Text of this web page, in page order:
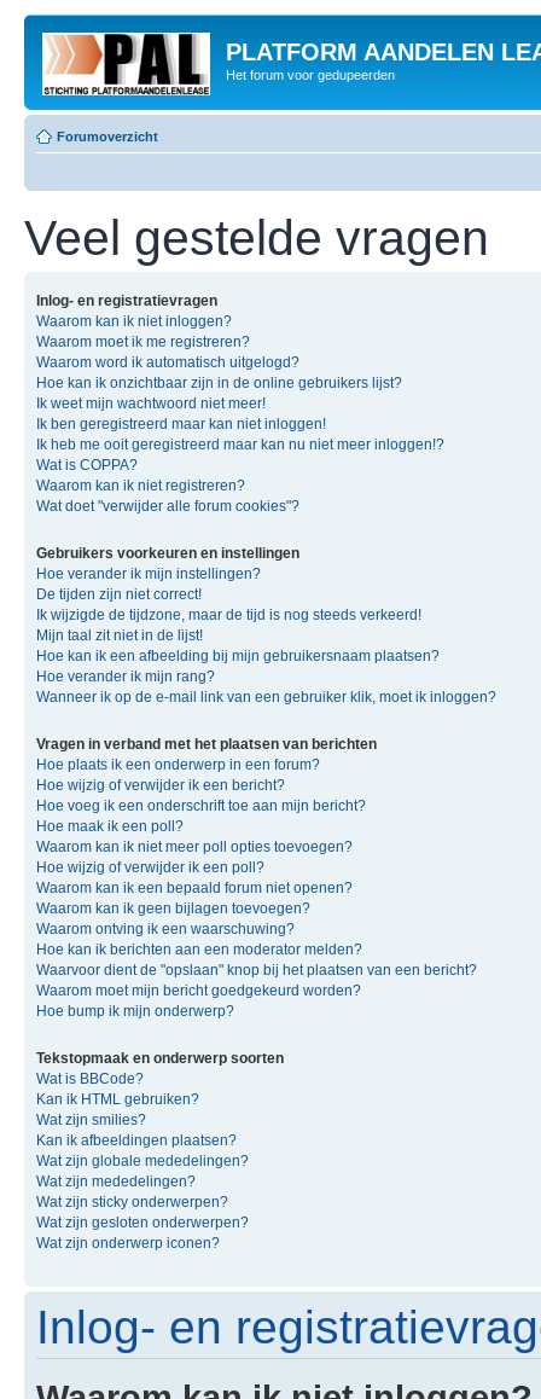
PLATFORM AANDELEN
Het forum voor gedupeerden
Forumoverzicht
Veel gestelde vragen
Inlog- en registratievragen
Waarom kan ik niet inloggen?
Waarom moet ik me registreren?
Waarom word ik automatisch uitgelogd?
Hoe kan ik onzichtbaar zijn in de online gebruikers lijst?
Ik weet mijn wachtwoord niet meer!
Ik ben geregistreerd maar kan niet inloggen!
Ik heb me ooit geregistreerd maar kan nu niet meer inloggen!?
Wat is COPPA?
Waarom kan ik niet registreren?
Wat doet "verwijder alle forum cookies"?
Gebruikers voorkeuren en instellingen
Hoe verander ik mijn instellingen?
De tijden zijn niet correct!
Ik wijzigde de tijdzone, maar de tijd is nog steeds verkeerd!
Mijn taal zit niet in de lijst!
Hoe kan ik een afbeelding bij mijn gebruikersnaam plaatsen?
Hoe verander ik mijn rang?
Wanneer ik op de e-mail link van een gebruiker klik, moet ik inloggen?
Vragen in verband met het plaatsen van berichten
Hoe plaats ik een onderwerp in een forum?
Hoe wijzig of verwijder ik een bericht?
Hoe voeg ik een onderschrift toe aan mijn bericht?
Hoe maak ik een poll?
Waarom kan ik niet meer poll opties toevoegen?
Hoe wijzig of verwijder ik een poll?
Waarom kan ik een bepaald forum niet openen?
Waarom kan ik geen bijlagen toevoegen?
Waarom ontving ik een waarschuwing?
Hoe kan ik berichten aan een moderator melden?
Waarvoor dient de "opslaan" knop bij het plaatsen van een bericht?
Waarom moet mijn bericht goedgekeurd worden?
Hoe bump ik mijn onderwerp?
Tekstopmaak en onderwerp soorten
Wat is BBCode?
Kan ik HTML gebruiken?
Wat zijn smilies?
Kan ik afbeeldingen plaatsen?
Wat zijn globale mededelingen?
Wat zijn mededelingen?
Wat zijn sticky onderwerpen?
Wat zijn gesloten onderwerpen?
Wat zijn onderwerp iconen?
Inlog- en